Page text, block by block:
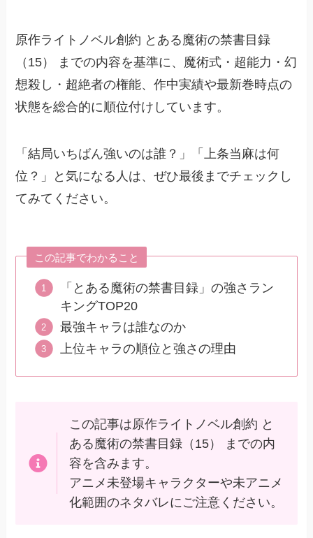
原作ライトノベル創約 とある魔術の禁書目録
（15） までの内容を基準に、魔術式・超能力・幻
想殺し・超絶者の権能、作中実績や最新巻時点の
状態を総合的に順位付けしています。
「結局いちばん強いのは誰？」「上条当麻は何
位？」と気になる人は、ぜひ最後までチェックし
てみてください。
この記事でわかること
「とある魔術の禁書目録」の強さラン
キングTOP20
最強キャラは誰なのか
上位キャラの順位と強さの理由
この記事は原作ライトノベル創約 と
ある魔術の禁書目録（15） までの内
容を含みます。
アニメ未登場キャラクターや未アニメ
化範囲のネタバレにご注意ください。